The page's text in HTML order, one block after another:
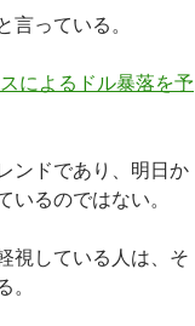
っている。
によるドル暴落を予
ンドであり、明日か
るのではない。
視している人は、そ